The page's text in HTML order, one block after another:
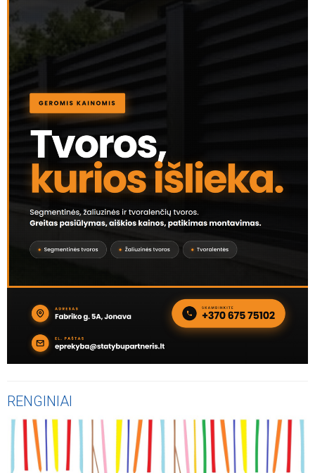
RENGINIAI